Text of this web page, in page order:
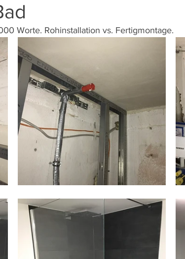
Worte. Rohinstallation vs. Fertigmontage.